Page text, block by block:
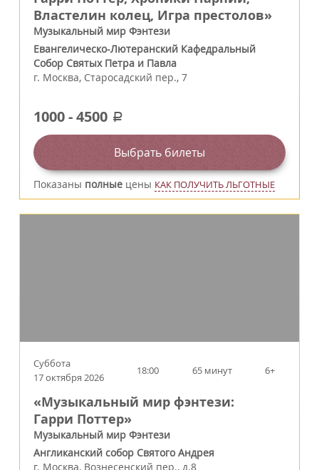
Властелин колец, Игра престолов»
Музыкальный мир Фэнтези
Евангелическо-Лютеранский Кафедральный
Собор Святых Петра и Павла
г. Москва, Старосадский пер., 7
1000-4500 a
Выбрать билеты
Показаны полные цены КАК ПОЛУЧИТЬ ЛЬГОТНЫЕ
Суббота
17 октября 2026
18:00 65 минут 6+
«Музыкальный мир фэнтези:
Гарри Поттер»
Музыкальный мир Фэнтези
Англиканский собор Святого Андрея
г. Москва, Вознесенский пер., д.8